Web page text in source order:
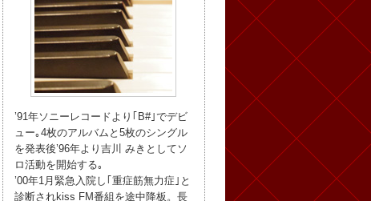
’91年ソニーレコードより｢B#｣でデビ
ュー｡4枚のアルバムと5枚のシングル
を発表後’96年より吉川 みきとしてソ
ロ活動を開始する｡
’00年1月緊急入院し｢重症筋無力症｣と
診断されkiss FM番組を途中降板。長